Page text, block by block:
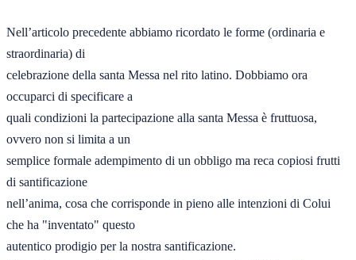
Nell’articolo precedente abbiamo ricordato le forme (ordinaria e
straordinaria) di
celebrazione della santa Messa nel rito latino. Dobbiamo ora
occuparci di specificare a
quali condizioni la partecipazione alla santa Messa è fruttuosa,
ovvero non si limita a un
semplice formale adempimento di un obbligo ma reca copiosi frutti
di santificazione
nell’anima, cosa che corrisponde in pieno alle intenzioni di Colui
che ha "inventato" questo
autentico prodigio per la nostra santificazione.